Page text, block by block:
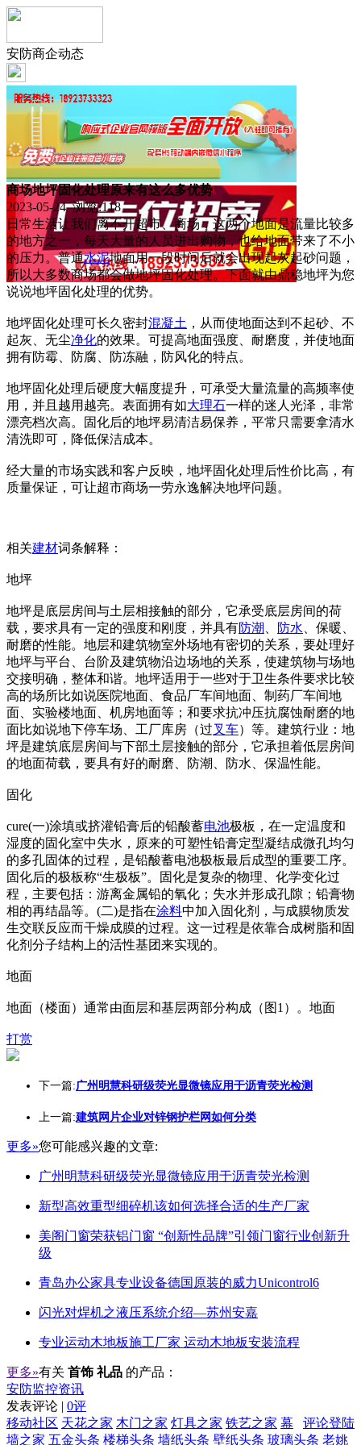
安防商企动态
商场地坪固化处理原来有这么多优势
2023-05-24 浏览:118
日常生活让我们离不开超市、商场，这两个地面是流量比较多
的地方之一，每天大量的人员进出购物，也给地面带来了不小
的压力。普通水泥地面用一段时间后就会出现起灰起砂问题，
所以大多数商场都会做地坪固化处理。下面就由鼎稳地坪为您
说说地坪固化处理的优势。
地坪固化处理可长久密封混凝土 ，从而使地面达到不起砂、不
起灰、无尘净化的效果。可提高地面强度、耐磨度，并使地面
拥有防霉、防腐、防冻融，防风化的特点。
地坪固化处理后硬度大幅度提升，可承受大量流量的高频率使
用，并且越用越亮。表面拥有如大理石一样的迷人光泽，非常
漂亮档次高。固化后的地坪易清洁易保养，平常只需要拿清水
清洗即可，降低保洁成本。
经大量的市场实践和客户反映，地坪固化处理后性价比高，有
质量保证，可让超市商场一劳永逸解决地坪问题。
相关建材词条解释：
地坪
地坪是底层房间与土层相接触的部分，它承受底层房间的荷
载，要求具有一定的强度和刚度，并具有防潮 防水 、保暖、
耐磨的性能。地层和建筑物室外场地有密切的关系，要处理好
地坪与平台、台阶及建筑物沿边场地的关系，使建筑物与场地
交接明确，整体和谐。地坪适用于一些对于卫生条件要求比较
高的场所比如说医院地面、食品厂车间地面、制药厂车间地
面、实验楼地面、机房地面等；和要求抗冲压抗腐蚀耐磨的地
面比如说地下停车场、工厂库房（过叉车）等。建筑行业：地
坪是建筑底层房间与下部土层接触的部分，它承担着低层房间
的地面荷载，要具有好的耐磨、防潮、防水、保温性能。
固化
cure(一)涂填或挤灌铅膏后的铅酸蓄电池极板，在一定温度和
湿度的固化室中失水，原来的可塑性铅膏定型凝结成微孔均匀
的多孔固体的过程，是铅酸蓄电池极板最后成型的重要工序。
固化后的极板称“生极板”。固化是复杂的物理、化学变化过
程，主要包括：游离金属铅的氧化；失水并形成孔隙；铅膏物
相的再结晶等。(二)是指在涂料中加入固化剂，与成膜物质发
生交联反应而干燥成膜的过程。这一过程是依靠合成树脂和固
化剂分子结构上的活性基团来实现的。
地面
地面（楼面）通常由面层和基层两部分构成（图1）。地面
打赏
下一篇:广州明慧科研级荧光显微镜应用于沥青荧光检测
上一篇:建筑网片企业对锌钢护栏网如何分类
更多»您可能感兴趣的文章:
广州明慧科研级荧光显微镜应用于沥青荧光检测
新型高效重型细碎机该如何选择合适的生产厂家
美阁门窗荣获铝门窗 “创新性品牌”引领门窗行业创新升
级
青岛办公家具专业设备德国原装的威力Unicontrol6
闪光对焊机之液压系统介绍—苏州安嘉
专业运动木地板施工厂家 运动木地板安装流程
更多»有关 首饰 礼品 的产品：
安防监控资讯
发表评论 | 0评
评论登陆
移动社区 天花之家 木门之家 灯具之家 铁艺之家 幕
墙之家 五金头条 楼梯头条 墙纸头条 壁纸头条 玻璃头条 老姚